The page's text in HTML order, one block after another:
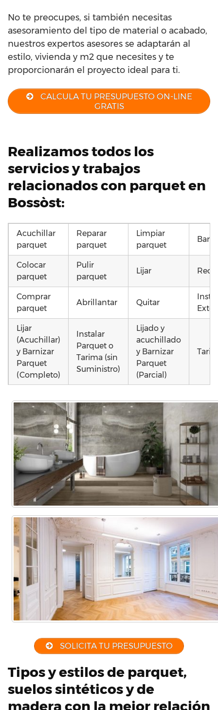
No te preocupes, si también necesitas
asesoramiento del tipo de material o acabado,
nuestros expertos asesores se adaptarán al
estilo, vivienda y m2 que necesites y te
proporcionarán el proyecto ideal para ti.
CALCULA TU PRESUPUESTO ON-LINE
GRATIS
Realizamos todos los
servicios y trabajos
relacionados con parquet en
Bossòst:
Acuchillar
parquet
Reparar
parquet
Limpiar
parquet
Colocar
parquet
Pulir
parquet
Lijar
Comprar
parquet
Abrillantar Quitar
Lijar
(Acuchillar)
y Barnizar
Parquet
(Completo)
Instalar
Parquet o
Tarima (sin
Suministro)
Lijado y
acuchillado
y Barnizar
Parquet
(Parcial)
parquet o
Tarima
Local
Comercial
parquet o
Tarima
Vivienda
(Completa)
parquet o
Tarima
Vivienda
(Parcial)
SOLICITA TU PRESUPUESTO
Tipos y estilos de parquet,
suelos sintéticos y de
madera con la mejor relación